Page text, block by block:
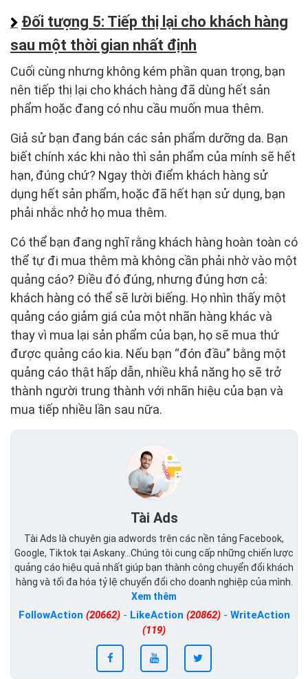
Đối tượng 5: Tiếp thị lại cho khách hàng
sau một thời gian nhất định
Cuối cùng nhưng không kém phần quan trọng, bạn
nên tiếp thị lại cho khách hàng đã dùng hết sản
phẩm hoặc đang có nhu cầu muốn mua thêm.
Giả sử bạn đang bán các sản phẩm dưỡng da. Bạn
biết chính xác khi nào thì sản phẩm của mính sẽ hết
hạn, đúng chứ? Ngay thời điểm khách hàng sử
dụng hết sản phẩm, hoặc đã hết hạn sử dụng, bạn
phải nhắc nhở họ mua thêm.
Có thể bạn đang nghĩ rằng khách hàng hoàn toàn có
thể tự đi mua thêm mà không cần phải nhờ vào một
quảng cáo? Điều đó đúng, nhưng đúng hơn cả:
khách hàng có thể sẽ lười biếng. Họ nhìn thấy một
quảng cáo giảm giá của một nhãn hàng khác và
thay vì mua lại sản phẩm của bạn, họ sẽ mua thứ
được quảng cáo kia. Nếu bạn “đón đầu” bằng một
quảng cáo thật hấp dẫn, nhiều khả năng họ sẽ trở
thành người trung thành với nhãn hiệu của bạn và
mua tiếp nhiều lần sau nữa.
Tài Ads
Tài Ads là chuyên gia adwords trên các nền tảng Facebook,
Google, Tiktok tại Askany...Chúng tôi cung cấp những chiến lược
quảng cáo hiệu quả nhất giúp bạn thành công chuyển đổi khách
hàng và tối đa hóa tỷ lệ chuyển đổi cho doanh nghiệp của mình.
Xem thêm
FollowAction (20662)- LikeAction (20862)- WriteAction
(119)